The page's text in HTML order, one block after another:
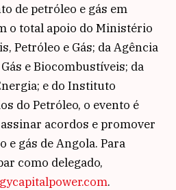
de petróleo e gás em
o total apoio do Ministério
Petróleo e Gás; da Agência
e Biocombustíveis; da
e do Instituto
do Petróleo, o evento é
acordos e promover
e gás de Angola. Para
como delegado,
.